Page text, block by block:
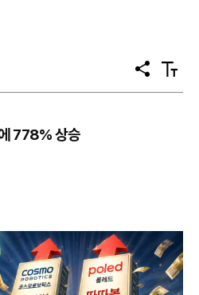
공
유
텍
스
778% 상승